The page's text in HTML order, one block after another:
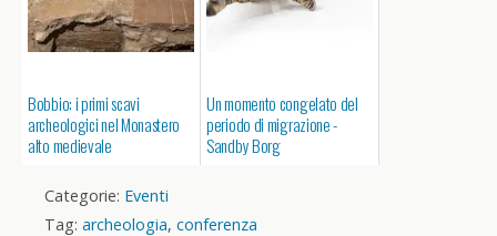
Bobbio: i primi scavi
archeologici nel Monastero
alto medievale
Un momento congelato del
periodo di migrazione -
Sandby Borg
Categorie: Eventi
Tag: archeologia, conferenza